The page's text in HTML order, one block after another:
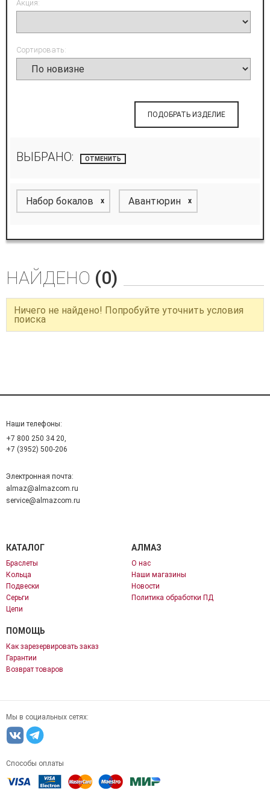
Акция:
Сортировать:
ПОДОБРАТЬ ИЗДЕЛИЕ
ВЫБРАНО: ОТМЕНИТЬ
Набор бокалов x Авантюрин x
НАЙДЕНО (0)
Ничего не найдено! Попробуйте уточнить условия
поиска
Наши телефоны:
+7 800 250 34 20,
+7 (3952) 500-206
Электронная почта:
almaz@almazcom.ru
service@almazcom.ru
КАТАЛОГ
Браслеты
Кольца
Подвески
Серьги
Цепи
АЛМАЗ
О нас
Наши магазины
Новости
Политика обработки ПД
ПОМОЩЬ
Как зарезервировать заказ
Гарантии
Возврат товаров
Мы в социальных сетях:
Способы оплаты